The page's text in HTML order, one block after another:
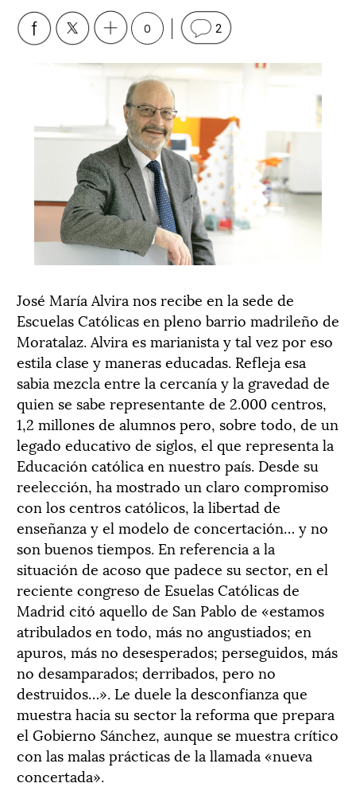
0 2
José María Alvira nos recibe en la sede de
Escuelas Católicas en pleno barrio madrileño de
Moratalaz. Alvira es marianista y tal vez por eso
estila clase y maneras educadas. Refleja esa
sabia mezcla entre la cercanía y la gravedad de
quien se sabe representante de 2.000 centros,
1,2 millones de alumnos pero, sobre todo, de un
legado educativo de siglos, el que representa la
Educación católica en nuestro país. Desde su
reelección, ha mostrado un claro compromiso
con los centros católicos, la libertad de
enseñanza y el modelo de concertación… y no
son buenos tiempos. En referencia a la
situación de acoso que padece su sector, en el
reciente congreso de Esuelas Católicas de
Madrid citó aquello de San Pablo de «estamos
atribulados en todo, más no angustiados; en
apuros, más no desesperados; perseguidos, más
no desamparados; derribados, pero no
destruidos…». Le duele la desconfianza que
muestra hacia su sector la reforma que prepara
el Gobierno Sánchez, aunque se muestra crítico
con las malas prácticas de la llamada «nueva
concertada».